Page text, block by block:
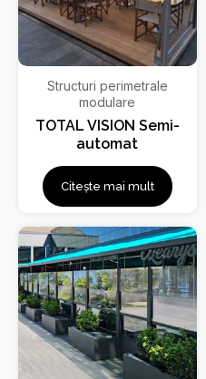
Structuri perimetrale
modulare
TOTAL VISION Semi-
automat
Citește mai mult